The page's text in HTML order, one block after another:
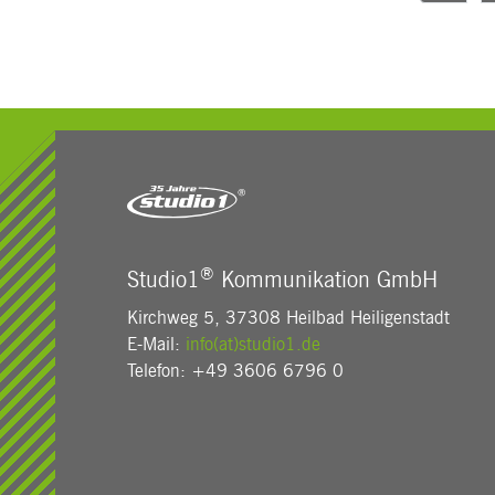
Studio1® Kommunikation GmbH
Kirchweg 5, 37308 Heilbad Heiligenstadt
E-Mail: info(at)studio1.de
Telefon: +49 3606 6796 0